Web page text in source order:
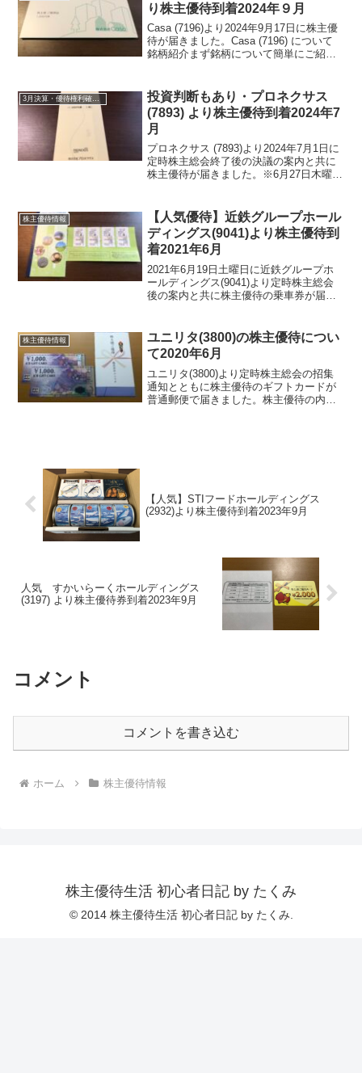
り株主優待到着2024年９月
Casa (7196)より2024年9月17日に株主優
待が届きました。Casa (7196) について
銘柄紹介まず銘柄について簡単にご紹介
い求めず顧客対応...
3月決算・優待権利確定銘柄
投資判断もあり・プロネクサス
(7893) より株主優待到着2024年7
月
プロネクサス (7893)より2024年7月1日に
定時株主総会終了後の決議の案内と共に
株主優待が届きました。※6月27日木曜日
のが翌々日であり、６月末に届く郵便物
が...
株主優待情報
【人気優待】近鉄グループホール
ディングス(9041)より株主優待到
着2021年6月
2021年6月19日土曜日に近鉄グループホ
ールディングス(9041)より定時株主総会
後の案内と共に株主優待の乗車券が届き
いて簡単にご紹介いたします。近鉄グル
ープホ...
株主優待情報
ユニリタ(3800)の株主優待につい
て2020年6月
ユニリタ(3800)より定時株主総会の招集
通知とともに株主優待のギフトカードが
普通郵便で届きました。株主優待の内容
【人気】STIフードホールディングス
(2932)より株主優待到着2023年9月
人気 すかいらーくホールディングス
(3197) より株主優待券到着2023年9月
コメント
コメントを書き込む
ホーム 株主優待情報
株主優待生活 初心者日記 by たくみ
© 2014 株主優待生活 初心者日記 by たくみ.